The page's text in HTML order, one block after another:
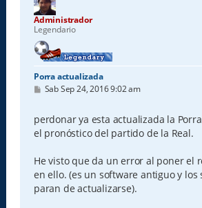
Administrador
Legendario
Porra actualizada
M
s
a
Sab Sep 24, 2016 9:02 am
perdonar ya esta actualizada la
el pronóstico del partido de la Real.
He visto que da un error al poner el
en ello. (es un software antiguo y los
paran de actualizarse).